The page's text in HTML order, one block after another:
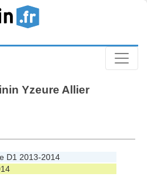
Yzeure Allier
D1 2013-2014